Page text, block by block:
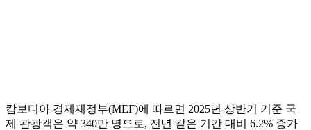
캄보디아 경제재정부(MEF)에 따르면 2025년 상반기 기준 국
제 관광객은 약 340만 명으로, 전년 같은 기간 대비 6.2% 증가